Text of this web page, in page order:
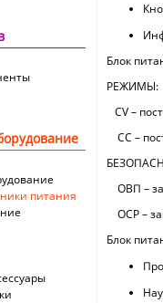
питания
Блок
РЕЖИМЫ:
CV –
CC –
ОВП –
ОСР –
Блок